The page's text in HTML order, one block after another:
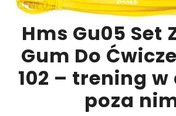
Hms Gu05 Set
Gum Do
102 – trening
poza